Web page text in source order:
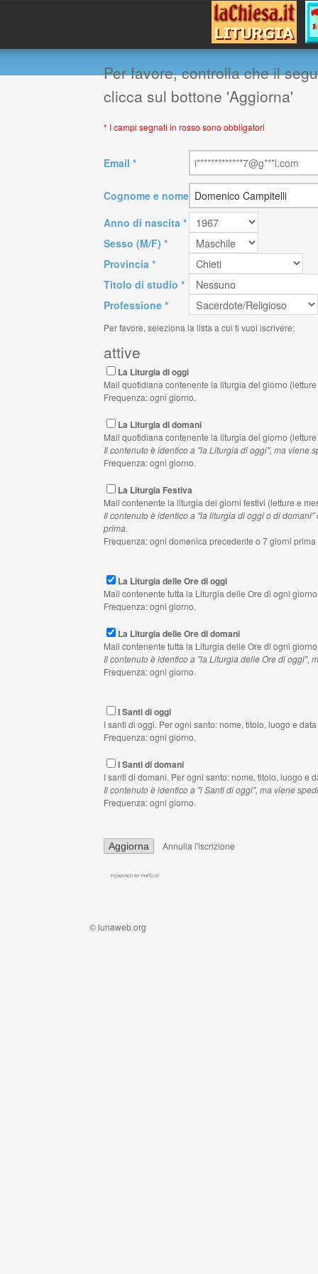
Per favore, controlla che il
clicca sul bottone 'Aggiorna'
* I campi segnati in rosso sono obbligatori
Email *
Cognome e nome
Anno di nascita *
Sesso (M/F) *
Provincia *
Titolo di studio *
Professione *
Per favore, seleziona la lista a cui ti vuoi iscrivere:
attive
La Liturgia di oggi
Mail quotidiana contenente la liturgia del giorno
Frequenza: ogni giorno.
La Liturgia di domani
Mail quotidiana contenente la liturgia del giorno
Il contenuto è identico a "la Liturgia di oggi", ma viene
Frequenza: ogni giorno.
La Liturgia Festiva
Mail contenente la liturgia dei giorni festivi (letture e
Il contenuto è identico a "la liturgia di oggi o di
prima.
Frequenza: ogni domenica precedente o 7 giorni
La Liturgia delle Ore di oggi
Mail contenente tutta la Liturgia delle Ore di ogni
Frequenza: ogni giorno.
La Liturgia delle Ore di domani
Mail contenente tutta la Liturgia delle Ore di ogni
Il contenuto è identico a "la Liturgia delle Ore di oggi",
Frequenza: ogni giorno.
I Santi di oggi
I santi di oggi. Per ogni santo: nome, titolo, luogo e
Frequenza: ogni giorno.
I Santi di domani
I santi di domani. Per ogni santo: nome, titolo, luogo e
Il contenuto è identico a "i Santi di oggi", ma viene
Frequenza: ogni giorno.
Annulla l'iscrizione
powered by phpList
©lunaweb.org